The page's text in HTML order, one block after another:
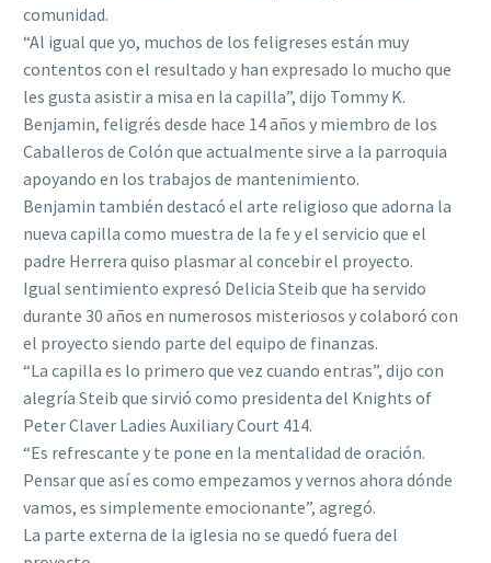
comunidad.
“Al igual que yo, muchos de los feligreses están muy
contentos con el resultado y han expresado lo mucho que
les gusta asistir a misa en la capilla”, dijo Tommy K.
Benjamin, feligrés desde hace 14 años y miembro de los
Caballeros de Colón que actualmente sirve a la parroquia
apoyando en los trabajos de mantenimiento.
Benjamin también destacó el arte religioso que adorna la
nueva capilla como muestra de la fe y el servicio que el
padre Herrera quiso plasmar al concebir el proyecto.
Igual sentimiento expresó Delicia Steib que ha servido
durante 30 años en numerosos misteriosos y colaboró con
el proyecto siendo parte del equipo de finanzas.
“La capilla es lo primero que vez cuando entras”, dijo con
alegría Steib que sirvió como presidenta del Knights of
Peter Claver Ladies Auxiliary Court 414.
“Es refrescante y te pone en la mentalidad de oración.
Pensar que así es como empezamos y vernos ahora dónde
vamos, es simplemente emocionante”, agregó.
La parte externa de la iglesia no se quedó fuera del